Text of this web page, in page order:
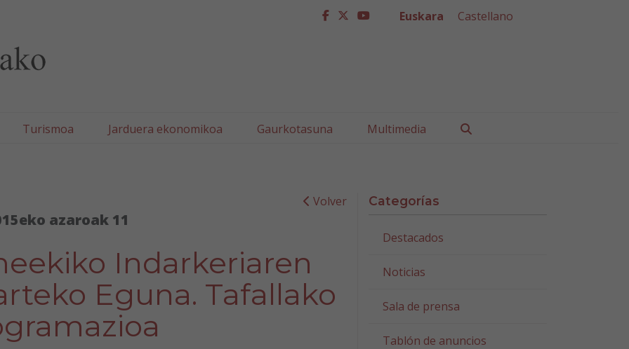
facebook
twitter
youtube
Euskara Castellano
Turismoa Jarduera ekonomikoa Gaurkotasuna Multimedia
Volver
azaroak 11
Indarkeriaren
Eguna. Tafallako
Categorías
Destacados
Noticias
Sala de prensa
Tablón de anuncios